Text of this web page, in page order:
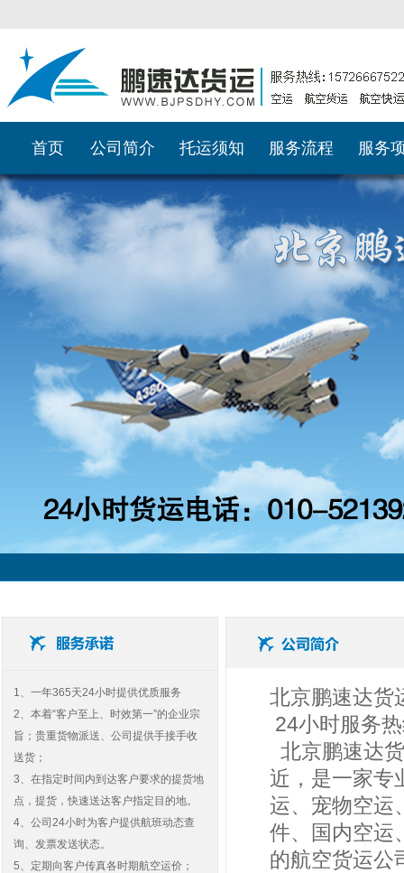
首页 公司简介 托运须知 服务流程 服务
1、一年365天24小时提供优质服务
2、本着“客户至上、时效第一”的企业宗
旨；贵重货物派送、公司提供手接手收
送货；
3、在指定时间内到达客户要求的提货地
点，提货，快速送达客户指定目的地。
4、公司24小时为客户提供航班动态查
询、发票发送状态。
5、定期向客户传真各时期航空运价；
北京鹏速达货
24小时服务
北京鹏速达
近，是一家专
运、宠物空运
件、国内空运
的航空货运公